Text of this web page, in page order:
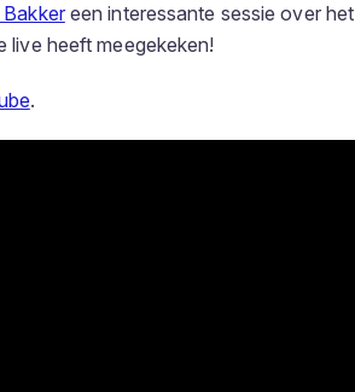
een interessante sessie over het
live heeft meegekeken!
.